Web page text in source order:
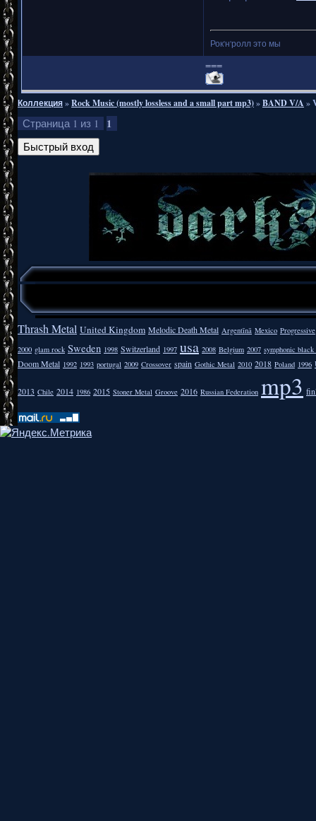
Рок'н'ролл это мы
===
Коллекция»Rock Music (mostly lossless and a small part mp3)»BAND V/A »
Страница 1 из 1 1
Thrash Metal United Kingdom Melodic Death Metal Argentīnā Mexico Progressive
2000 glam rock Sweden 1998 Switzerland 1997 usa 2008 Belgium 2007 symphonic
Doom Metal 1992 1993 portugal 2009 Crossover spain Gothic Metal 2010 2018 Poland 1996
2013 Chile 2014 1986 2015 Stoner Metal Groove 2016 Russian Federation mp3